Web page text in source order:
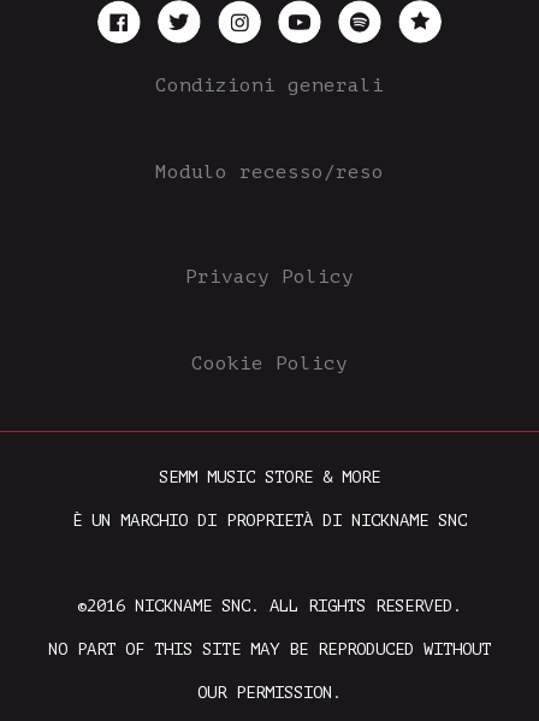
Condizioni generali
Modulo recesso/reso
Privacy Policy
Cookie Policy
SEMM MUSIC STORE & MORE
È UN MARCHIO DI PROPRIETÀ DI NICKNAME SNC
©2016 NICKNAME SNC. ALL RIGHTS RESERVED.
NO PART OF THIS SITE MAY BE REPRODUCED WITHOUT
OUR PERMISSION.